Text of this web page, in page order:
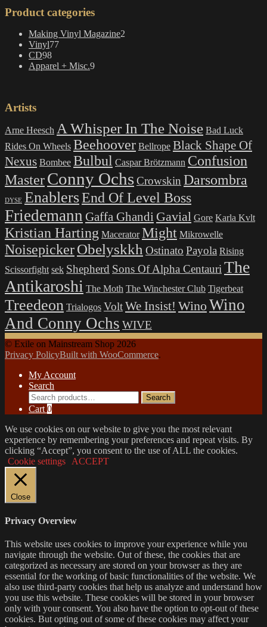
Product categories
Making Vinyl Magazine2
Vinyl7777
CD9898
products
Apparel + Misc.99
Artists
Arne Heesch A Whisper In The Noise Bad Luck
Rides On Wheels Beehoover Bellrope Black Shape Of
Nexus Bombee Bulbul Caspar Brötzmann Confusion
MasterConny OchsCrowskin Darsombra
DYSE EnablersEnd Of Level Boss
Friedemann Gaffa Ghandi Gavial Gore Karla Kvlt
Kristian Harting Macerator Might Mikrowelle
NoisepickerObelyskkh Ostinato Payola Rising
Scissorfight sek Shepherd Sons Of Alpha Centauri The
Antikaroshi The Moth The Winchester Club Tigerbeat
Treedeon Trialogos VoltWe Insist! Wino Wino
And Conny Ochs WIVE
© Exile on Mainstream Shop 2026
Privacy PolicyBuilt with WooCommerce.
My Account
Search
Search
for:
Search
Cart 0
We use cookies on our website to give you the most relevant
experience by remembering your preferences and repeat visits. By
clicking “Accept”, you consent to the use of ALL the cookies.
Cookie settings
ACCEPT
Close
Privacy Overview
This website uses cookies to improve your experience while you
navigate through the website. Out of these, the cookies that are
categorized as necessary are stored on your browser as they are
essential for the working of basic functionalities of the website. We
also use third-party cookies that help us analyze and understand how
you use this website. These cookies will be stored in your browser
only with your consent. You also have the option to opt-out of these
cookies. But opting out of some of these cookies may affect your